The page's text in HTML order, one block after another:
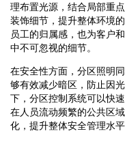
理布置光源，结合局部重
装饰细节，提升整体环境
员工的归属感，也为客户
中不可忽视的细节。
在安全性方面，分区照明
够有效减少暗区，防止因
下，分区控制系统可以快
在人员流动频繁的公共区
化，提升整体安全管理水平